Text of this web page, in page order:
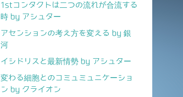
1stコンタクトは二つの流れが合流する
時 by アシュター
アセンションの考え方を変える by 銀
河
イシドリスと最新情勢 by アシュター
変わる細胞とのコミュミュニケーショ
ン by クライオン